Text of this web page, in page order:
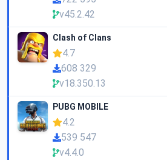
v45.2.42
Clash of Clans
4.7
608 329
v18.350.13
PUBG MOBILE
4.2
539 547
v4.4.0